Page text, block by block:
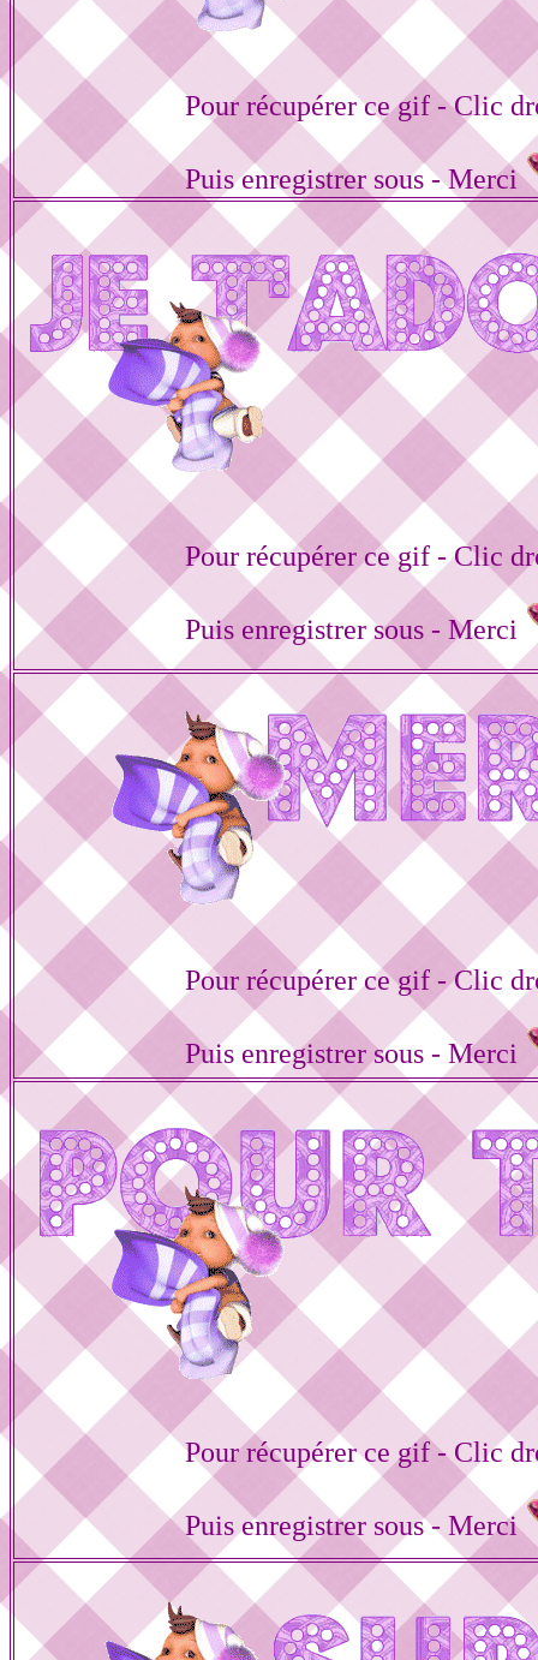
Pour récupérer ce gif - Clic
Puis enregistrer sous - Merci
Pour récupérer ce gif - Clic
Puis enregistrer sous - Merci
Pour récupérer ce gif - Clic
Puis enregistrer sous - Merci
Pour récupérer ce gif - Clic
Puis enregistrer sous - Merci